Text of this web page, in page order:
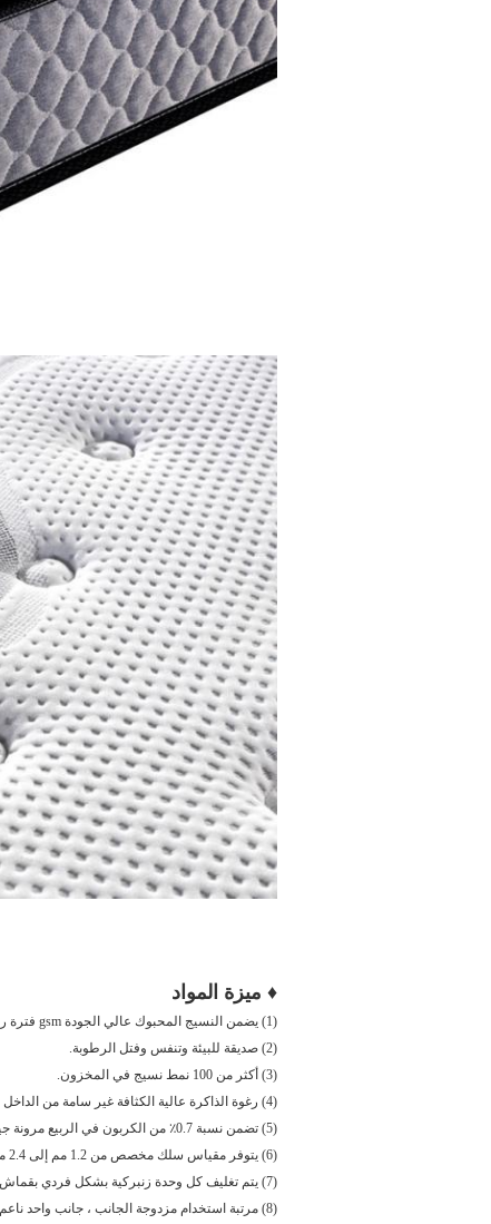
♦ ميزة المواد
(1) يضمن النسيج المحبوك عالي الجودة gsm فترة رفع أطول للفراش.
(2) صديقة للبيئة وتنفس وفتل الرطوبة.
(3) أكثر من 100 نمط نسيج في المخزون.
(4) رغوة الذاكرة عالية الكثافة غير سامة من الداخل ، ناعمة وصديقة للبشرة ، محيط مثالي ليناسب شكل جسمك.
(5) تضمن نسبة 0.7٪ من الكربون في الربيع مرونة جيدة لوحدة الزنبرك.
(6) يتوفر مقياس سلك مخصص من 1.2 مم إلى 2.4 مم.
(7) يتم تغليف كل وحدة زنبركية بشكل فردي بقماش غير منسوج لتقليل الضوضاء.لفائف جيب مخصصة بالداخل لحماية عمودك الفقري بشكل أفضل.
(8) مرتبة استخدام مزدوجة الجانب ، جانب واحد ناعم ، جانب واحد صلب.